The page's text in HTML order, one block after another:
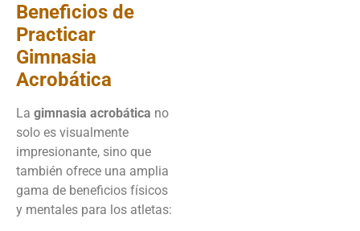
Beneficios de
Practicar
Gimnasia
Acrobática
La gimnasia acrobática no
solo es visualmente
impresionante, sino que
también ofrece una amplia
gama de beneficios físicos
y mentales para los atletas: